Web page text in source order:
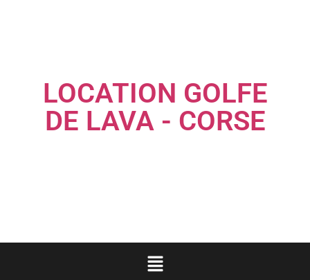
LOCATION GOLFE
DE LAVA - CORSE